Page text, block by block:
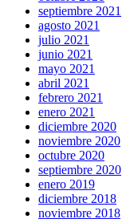
septiembre 2021
agosto 2021
julio 2021
junio 2021
mayo 2021
abril 2021
febrero 2021
enero 2021
diciembre 2020
noviembre 2020
octubre 2020
septiembre 2020
enero 2019
diciembre 2018
noviembre 2018